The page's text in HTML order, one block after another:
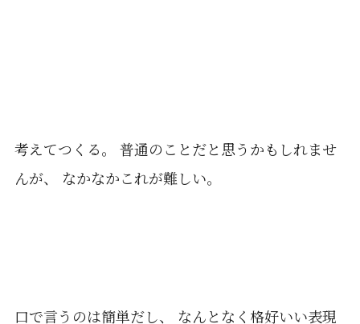
考えてつくる。 普通のことだと思うかもしれませ
んが、 なかなかこれが難しい。
口で言うのは簡単だし、 なんとなく格好いい表現